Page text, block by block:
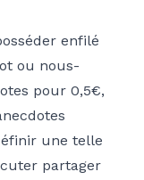
enfilé
ou nous-
pour 0,5€,
une telle
partager